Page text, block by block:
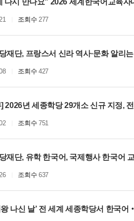
다시 만나요" 2026 세계한국어교육자
조회수277
재단, 프랑스서 신라 역사·문화 알리
조회수427
2026년 세종학당 29개소 신규 지정,
조회수751
재단, 유학 한국어, 국제행사 한국어
조회수637
왕 나신 날’ 전 세계 세종학당서 한국